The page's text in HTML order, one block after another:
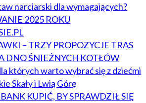
narciarski dla wymagających?
2025 ROKU
– TRZY PROPOZYCJE TRAS
DNO ŚNIEŻNYCH KOTŁÓW
których warto wybrać się z dziećmi
Skały i Lwią Górę
KUPIĆ, BY SPRAWDZIŁ SIĘ